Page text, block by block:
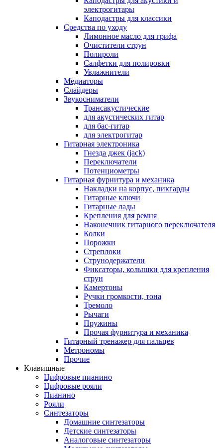
электрогитары
Каподастры для классики
Средства по уходу
Лимонное масло для грифа
Очистители струн
Полироли
Салфетки для полировки
Увлажнители
Медиаторы
Слайдеры
Звукосниматели
Трансакустические
для акустических гитар
для бас-гитар
для электрогитар
Гитарная электроника
Гнезда джек (jack)
Переключатели
Потенциометры
Гитарная фурнитура и механика
Накладки на корпус, пикгарды
Гитарные ключи
Гитарные лады
Крепления для ремня
Наконечник гитарного переключателя
Колки
Порожки
Стреплоки
Струнодержатели
Фиксаторы, колышки для крепления
струн
Камертоны
Ручки громкости, тона
Тремоло
Рычаги
Пружины
Прочая фурнитура и механика
Гитарный тренажер для пальцев
Метрономы
Прочие
Клавишные
Цифровые пианино
Цифровые рояли
Пианино
Рояли
Синтезаторы
Домашние синтезаторы
Детские синтезаторы
Аналоговые синтезаторы